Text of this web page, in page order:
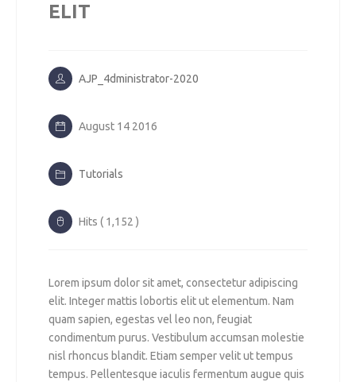
ELIT
AJP_4dministrator-2020
August 14 2016
Tutorials
Hits ( 1,152 )
Lorem ipsum dolor sit amet, consectetur adipiscing
elit. Integer mattis lobortis elit ut elementum. Nam
quam sapien, egestas vel leo non, feugiat
condimentum purus. Vestibulum accumsan molestie
nisl rhoncus blandit. Etiam semper velit ut tempus
tempus. Pellentesque iaculis fermentum augue quis